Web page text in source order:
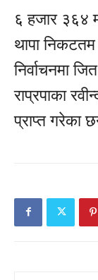
६ हजार ३६४
थापा निकटतम
निर्वाचनमा
राप्रपाका
प्राप्त गरेका